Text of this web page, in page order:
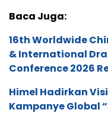
Baca Juga:
16th Worldwide
& International
Conference 2026
Himel Hadirkan
Kampanye Global